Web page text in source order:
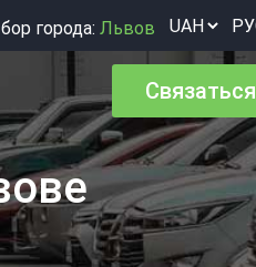
города: Львов
Связаться